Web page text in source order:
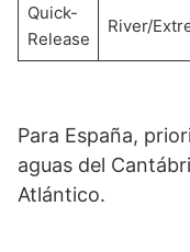
Quick-
Release
River/
Para España,
aguas del
Atlántico.